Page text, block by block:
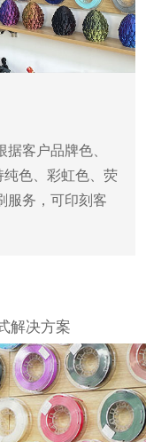
据客户品牌色、
色、彩虹色、荧
服务，可印刻客